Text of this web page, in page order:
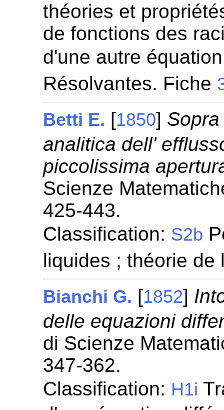
théories et
de fonctions des
d'une autre
Résolvantes. Fiche
Betti E. [1850]
analitica dell'
piccolissima
Scienze
425-443.
Classification: S2b
liquides ; théorie
Bianchi G. [1852]
delle equazioni
di Scienze
347-362.
Classification: H1i